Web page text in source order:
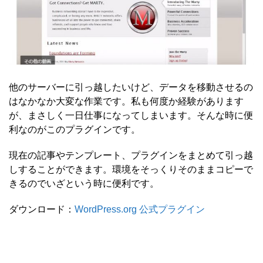
他のサーバーに引っ越したいけど、データを移動させるの
はなかなか大変な作業です。私も何度か経験があります
が、まさしく一日仕事になってしまいます。そんな時に便
利なのがこのプラグインです。
現在の記事やテンプレート、プラグインをまとめて引っ越
しすることができます。環境をそっくりそのままコピーで
きるのでいざという時に便利です。
ダウンロード： WordPress.org 公式プラグイン